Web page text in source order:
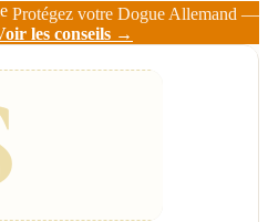
Protégez votre Dogue Allemand —
les conseils →